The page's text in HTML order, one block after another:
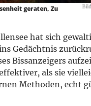
geraten, Zu
hat sich
Gedächtnis
Bissanzeigers
als sie
Methoden, echt